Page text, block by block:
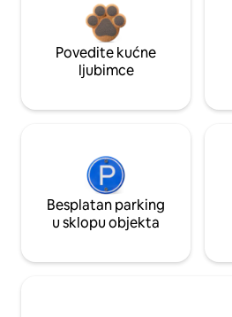
Povedite kućne
ljubimce
Besplatan parking
u sklopu objekta